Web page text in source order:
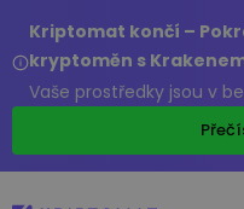
Kriptomat končí –
kryptoměn s
Vaše prostředky jsou v